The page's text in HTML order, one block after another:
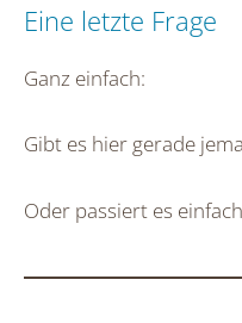
Eine letzte Frage
Ganz einfach:
Gibt es hier gerade
Oder passiert es